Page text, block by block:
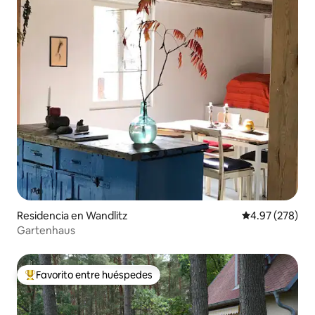
Residencia en Wandlitz Calificación
4.97 (278)
Gartenhaus
De los mejores en Favorito entre huéspedes
Favorito entre huéspedes